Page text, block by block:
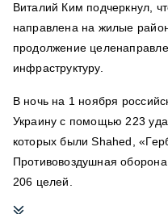
Виталий Ким подчеркнул,
направлена на жилые
продолжение
инфраструктуру.
В ночь на 1 ноября
Украину с помощью 223
которых были Shahed,
Противовоздушная
206 целей.